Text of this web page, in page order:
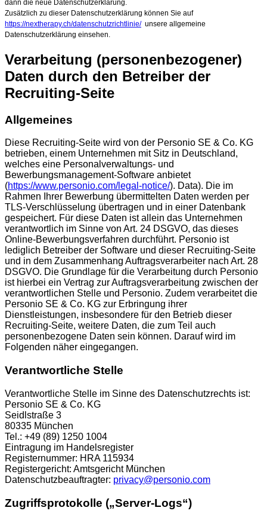
dann die neue Datenschutzerklärung.
Zusätzlich zu dieser Datenschutzerklärung können Sie auf
https://nextherapy.ch/datenschutzrichtlinie/unsere allgemeine
Datenschutzerklärung einsehen.
Verarbeitung (personenbezogener)
Daten durch den Betreiber der
Recruiting-Seite
Allgemeines
Diese Recruiting-Seite wird von der Personio SE & Co. KG
betrieben, einem Unternehmen mit Sitz in Deutschland,
welches eine Personalverwaltungs- und
Bewerbungsmanagement-Software anbietet
(https://www.personio.com/legal-notice/). Data). Die im
Rahmen Ihrer Bewerbung übermittelten Daten werden per
TLS-Verschlüsselung übertragen und in einer Datenbank
gespeichert. Für diese Daten ist allein das Unternehmen
verantwortlich im Sinne von Art. 24 DSGVO, das dieses
Online-Bewerbungsverfahren durchführt. Personio ist
lediglich Betreiber der Software und dieser Recruiting-Seite
und in dem Zusammenhang Auftragsverarbeiter nach Art. 28
DSGVO. Die Grundlage für die Verarbeitung durch Personio
ist hierbei ein Vertrag zur Auftragsverarbeitung zwischen der
verantwortlichen Stelle und Personio. Zudem verarbeitet die
Personio SE & Co. KG zur Erbringung ihrer
Dienstleistungen, insbesondere für den Betrieb dieser
Recruiting-Seite, weitere Daten, die zum Teil auch
personenbezogene Daten sein können. Darauf wird im
Folgenden näher eingegangen.
Verantwortliche Stelle
Verantwortliche Stelle im Sinne des Datenschutzrechts ist:
Personio SE & Co. KG
Seidlstraße 3
80335 München
Tel.: +49 (89) 1250 1004
Eintragung im Handelsregister
Registernummer: HRA 115934
Registergericht: Amtsgericht München
Datenschutzbeauftragter: privacy@personio.com
Zugriffsprotokolle („Server-Logs“)